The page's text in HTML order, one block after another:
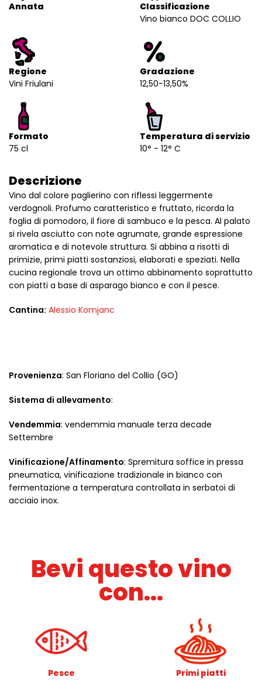
Annata
Classificazione
Vino bianco DOC COLLIO
Regione
Vini Friulani
Gradazione
12,50-13,50%
Formato
75 cl
Temperatura di servizio
10° - 12° C
Descrizione
Vino dal colore paglierino con riflessi leggermente
verdognoli. Profumo caratteristico e fruttato, ricorda la
foglia di pomodoro, il fiore di sambuco e la pesca. Al palato
si rivela asciutto con note agrumate, grande espressione
aromatica e di notevole struttura. Si abbina a risotti di
primizie, primi piatti sostanziosi, elaborati e speziati. Nella
cucina regionale trova un ottimo abbinamento soprattutto
con piatti a base di asparago bianco e con il pesce.
Cantina: Alessio Komjanc
Provenienza: San Floriano del Collio (GO)
Sistema di allevamento:
Vendemmia: vendemmia manuale terza decade
Settembre
Vinificazione/Affinamento: Spremitura soffice in pressa
pneumatica, vinificazione tradizionale in bianco con
fermentazione a temperatura controllata in serbatoi di
acciaio inox.
Bevi questo vino
con...
Pesce Primi piatti